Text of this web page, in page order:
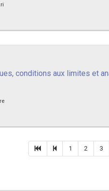
conditions aux limites et
1 2 3